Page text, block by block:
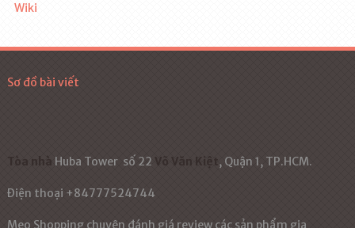
Wiki
Sơ đồ bài viết
Huba Tower số 22 , Quận 1, TP.HCM.
Điện thoại +84777524744